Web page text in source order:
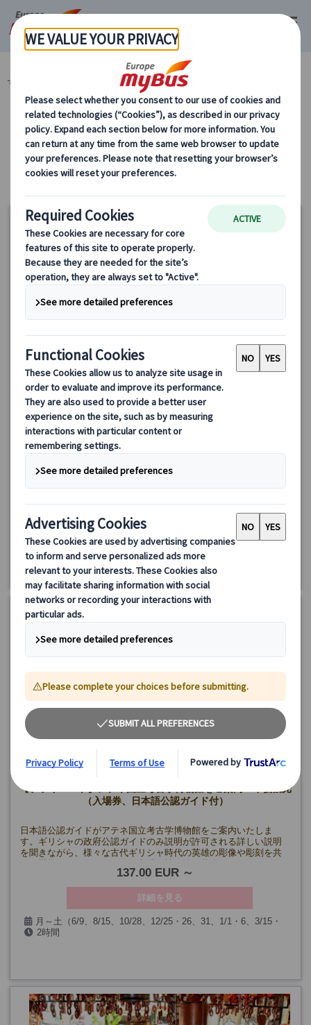
マイバス・ヨーロッパ ギリシャ (4) 市内観光 (3)
カテゴリーから探す
市内観光
【プライベート】アクロポリスとアクロポリス博物館をご案
内！午前観光 （入場券、日本語公認ガイド付）
日本語公認ガイドがギリシャ・アテネの主要観光スポットである
パルテノン神殿、アクロポリス博物館をご案内します。ギリシャ
い説明を聞きながら観光いただけます。
詳細を見る
月～土（5/1、 6/9、8/15、10/28、12/25・26、31、1/1・6、
3/15・25を除く）
3時間
【プライベート】アテネ国立考古学博物館をご案内！午後観光
（入場券、日本語公認ガイド付）
日本語公認ガイドがアテネ国立考古学博物館をご案内いたしま
す。ギリシャの政府公認ガイドのみ説明が許可される詳しい説明
を聞きながら、様々な古代ギリシャ時代の英雄の彫像や彫刻を共
シャ神話お馴染み美の女神アフロディテとパンとエロスの像もあ
りますので是非お見逃しなく！
137.00 EUR
詳細を見る
月～土（6/9、8/15、10/28、12/25・26、31、1/1・6、3/15・
25を除く）
2時間